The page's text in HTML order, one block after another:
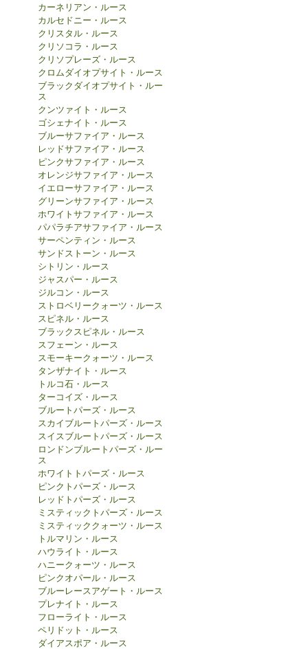
カーネリアン・ルース
カルセドニー・ルース
クリスタル・ルース
クリソコラ・ルース
クリソプレーズ・ルース
クロムダイオプサイト・ルース
ブラックダイオプサイト・ルー
ス
クンツァイト・ルース
ゴシェナイト・ルース
ブルーサファイア・ルース
レッドサファイア・ルース
ピンクサファイア・ルース
オレンジサファイア・ルース
イエローサファイア・ルース
グリーンサファイア・ルース
ホワイトサファイア・ルース
パパラチアサファイア・ルース
サーペンティン・ルース
サンドストーン・ルース
シトリン・ルース
ジャスパー・ルース
ジルコン・ルース
ストロベリークォーツ・ルース
スピネル・ルース
ブラックスピネル・ルース
スフェーン・ルース
スモーキークォーツ・ルース
タンザナイト・ルース
トルコ石・ルース
ターコイズ・ルース
ブルートパーズ・ルース
スカイブルートパーズ・ルース
スイスブルートパーズ・ルース
ロンドンブルートパーズ・ルー
ス
ホワイトトパーズ・ルース
ピンクトパーズ・ルース
レッドトパーズ・ルース
ミスティックトパーズ・ルース
ミスティッククォーツ・ルース
トルマリン・ルース
ハウライト・ルース
ハニークォーツ・ルース
ピンクオパール・ルース
ブルーレースアゲート・ルース
プレナイト・ルース
フローライト・ルース
ペリドット・ルース
ダイアスポア・ルース